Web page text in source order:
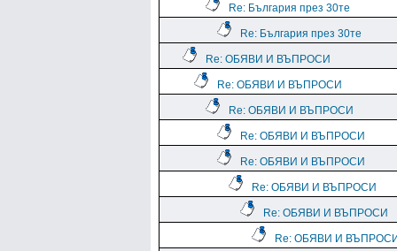
Re: България през 30те
Re: България през 30те
Re: ОБЯВИ И ВЪПРОСИ
Re: ОБЯВИ И ВЪПРОСИ
Re: ОБЯВИ И ВЪПРОСИ
Re: ОБЯВИ И ВЪПРОСИ
Re: ОБЯВИ И ВЪПРОСИ
Re: ОБЯВИ И ВЪПРОСИ
Re: ОБЯВИ И ВЪПРОСИ
Re: ОБЯВИ И